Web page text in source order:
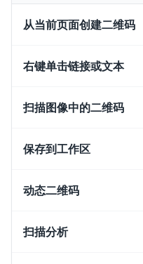
从当前页面创建二维码
右键单击链接或文本
扫描图像中的二维码
保存到工作区
动态二维码
扫描分析